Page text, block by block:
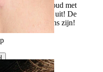
mm in rood-goud met
het ziet er goed uit! De
tint en glans zijn!